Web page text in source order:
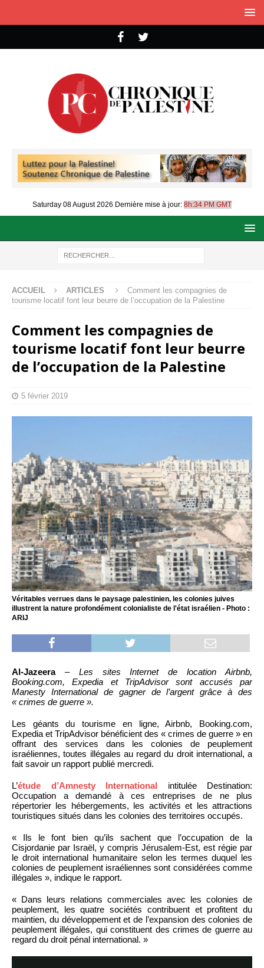
Saturday 08 August 2026 Dernière mise à jour: 8h:34 PM GMT
ACCUEIL ARTICLES
Comment les compagnies de
tourisme locatif font leur beurre de l’occupation de la Palestine
Comment les compagnies de
tourisme locatif font leur beurre
de l’occupation de la Palestine
5 février 2019
Véritables verrues dans le paysage palestinien, les colonies juives
illustrent la nature profondément colonialiste de l'état israélien - Photo :
ARIJ
Al-Jazeera– Les sites Internet de location Airbnb,
Booking.com, Expedia et TripAdvisor sont accusés par
Manesty International de gagner de l’argent grâce à des
« crimes de guerre ».
Les géants du tourisme en ligne, Airbnb, Booking.com,
Expedia et TripAdvisor bénéficient des « crimes de guerre » en
offrant des services dans les colonies de peuplement
israéliennes, toutes illégales au regard du droit international, a
fait savoir un rapport publié mercredi.
L’étude d’Amnesty International intitulée Destination:
Occupation a demandé à ces entreprises de ne plus
répertorier les hébergements, les activités et les attractions
touristiques situés dans les colonies des territoires occupés.
« Ils le font bien qu’ils sachent que l’occupation de la
Cisjordanie par Israël, y compris Jérusalem-Est, est régie par
le droit international humanitaire selon les termes duquel les
colonies de peuplement israéliennes sont considérées comme
illégales », indique le rapport.
« Dans leurs relations commerciales avec les colonies de
peuplement, les quatre sociétés contribuent et profitent du
maintien, du développement et de l’expansion des colonies de
peuplement illégales, qui constituent des crimes de guerre au
regard du droit pénal international. »